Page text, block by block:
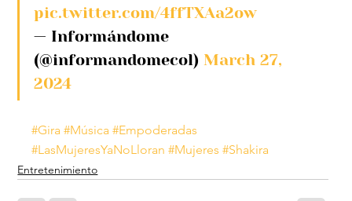
pic.twitter.com/4ffTXAa2ow
— Informándome
(@informandomecol) March 27,
2024
#Gira #Música #Empoderadas
#LasMujeresYaNoLloran #Mujeres #Shakira
Entretenimiento